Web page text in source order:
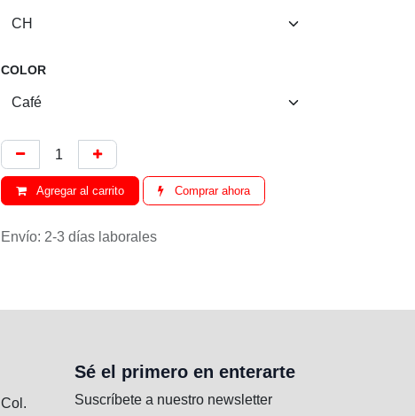
Agregar al carrito
Envío: 2-3 días laborales
Sé el primero en enterarte
Suscríbete a nuestro newsletter